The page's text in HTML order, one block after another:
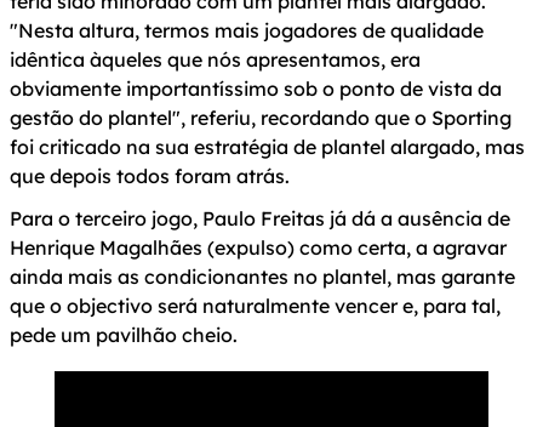
"Nesta altura, termos mais jogadores de qualidade
idêntica àqueles que nós apresentamos, era
obviamente importantíssimo sob o ponto de vista da
gestão do plantel", referiu, recordando que o Sporting
foi criticado na sua estratégia de plantel alargado, mas
que depois todos foram atrás.
Para o terceiro jogo, Paulo Freitas já dá a ausência de
Henrique Magalhães (expulso) como certa, a agravar
ainda mais as condicionantes no plantel, mas garante
que o objectivo será naturalmente vencer e, para tal,
pede um pavilhão cheio.